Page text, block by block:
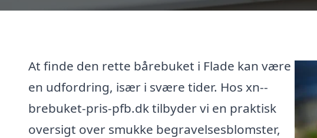
At finde den rette bårebuket i Flade kan være
en udfordring, især i svære tider. Hos xn--
brebuket-pris-pfb.dk tilbyder vi en praktisk
oversigt over smukke begravelsesblomster,